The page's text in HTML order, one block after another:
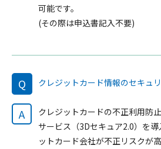
可能です。
(その際は申込書記入不要)
Q クレジットカード情報のセキュ
A
クレジットカードの不正利用防
サービス（3Dセキュア2.0）を
ットカード会社が不正リスクが